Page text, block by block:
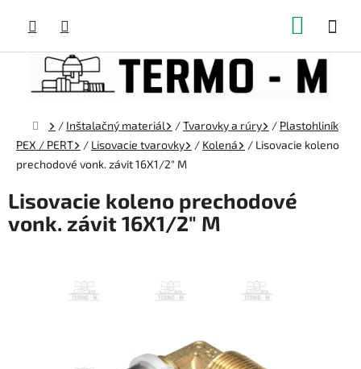
obsah
Domov
/ Inštalačný materiál /Tvarovky a rúry / Plastohliník
PEX / PERT
/ Lisovacie tvarovky / Kolená / Lisovacie koleno
prechodové vonk. závit 16X1/2" M
Lisovacie koleno prechodové
vonk. závit 16X1/2" M